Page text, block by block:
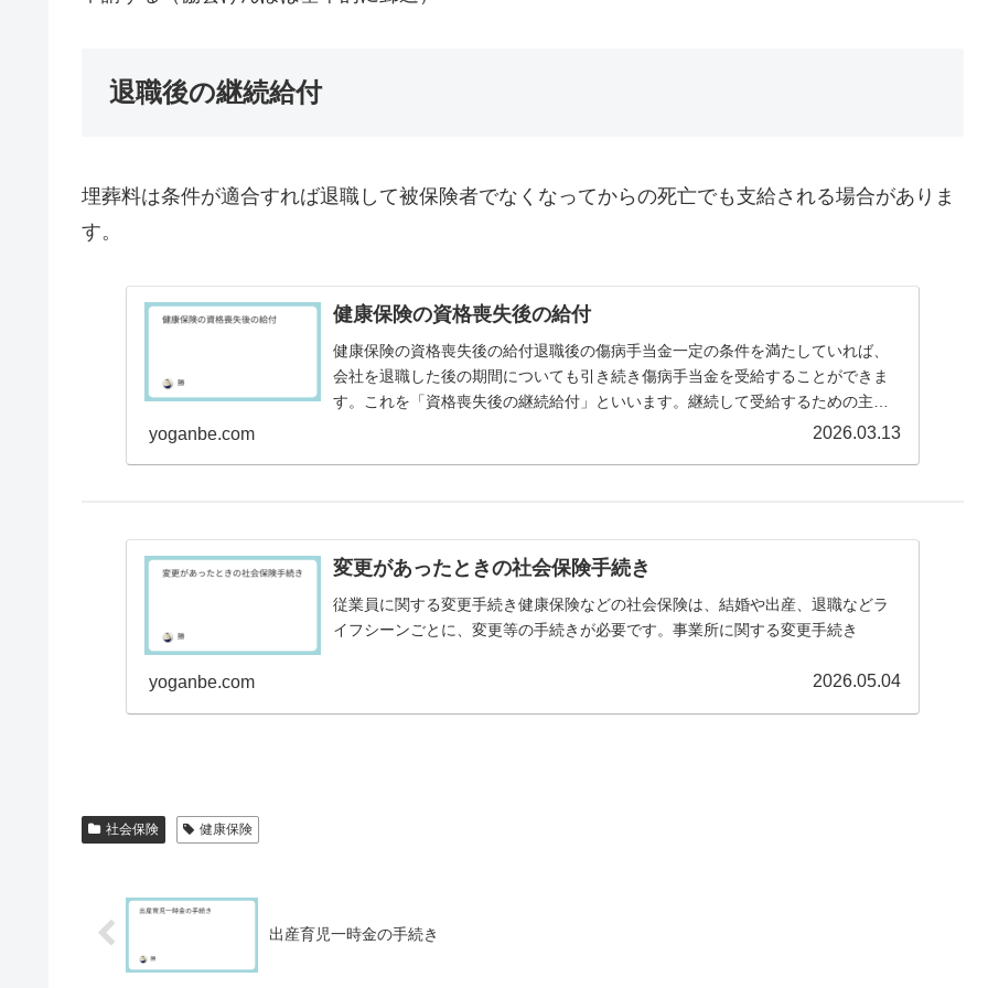
退職後の継続給付
埋葬料は条件が適合すれば退職して被保険者でなくなってからの死亡でも支給される場合がありま
す。
健康保険の資格喪失後の給付
健康保険の資格喪失後の給付退職後の傷病手当金一定の条件を満たしていれば、
会社を退職した後の期間についても引き続き傷病手当金を受給することができま
す。これを「資格喪失後の継続給付」といいます。継続して受給するための主な
yoganbe.com 2026.03.13
変更があったときの社会保険手続き
従業員に関する変更手続き健康保険などの社会保険は、結婚や出産、退職などラ
イフシーンごとに、変更等の手続きが必要です。事業所に関する変更手続き
yoganbe.com 2026.05.04
社会保険 健康保険
出産育児一時金の手続き